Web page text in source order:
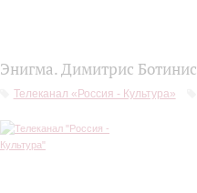
Энигма. Димитрис Ботинис
Телеканал «Россия - Культура»